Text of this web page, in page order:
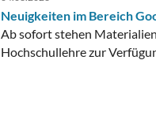
Neuigkeiten im Bereich
Ab sofort stehen
Hochschullehre zur